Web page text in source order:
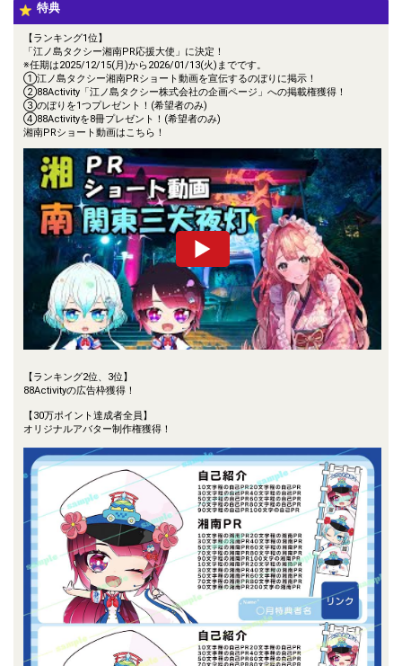
特典
【ランキング1位】
「江ノ島タクシー湘南PR応援大使」に決定！
※任期は2025/12/15(月)から2026/01/13(火)までです。
①江ノ島タクシー湘南PRショート動画を宣伝するのぼりに掲示！
②88Activity「江ノ島タクシー株式会社の企画ページ」への掲載権獲得！
③のぼりを1つプレゼント！(希望者のみ)
④88Activityを8冊プレゼント！(希望者のみ)
湘南PRショート動画はこちら！
【ランキング2位、3位】
88Activityの広告枠獲得！
【30万ポイント達成者全員】
オリジナルアバター制作権獲得！